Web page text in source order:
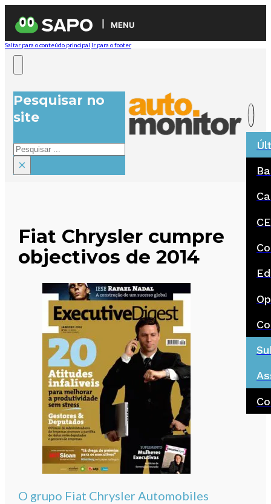
MENU
Saltar para o conteúdo principal Ir para o footer
Pesquisar no
site
Pesquisar
×
Fiat Chrysler cumpre
objectivos de 2014
O grupo Fiat Chrysler Automobiles